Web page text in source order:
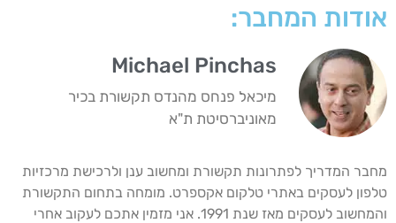
אודות המחבר:
Michael Pinchas
מיכאל פנחס מהנדס תקשורת בכיר
מאוניברסיטת ת"א
מחבר המדריך לפתרונות תקשורת ומחשוב ענן ולרכישת מרכזיות
טלפון לעסקים באתרי טלקום אקספרט. מומחה בתחום התקשורת
והמחשוב לעסקים מאז שנת 1991. אני מזמין אתכם לעקוב אחרי